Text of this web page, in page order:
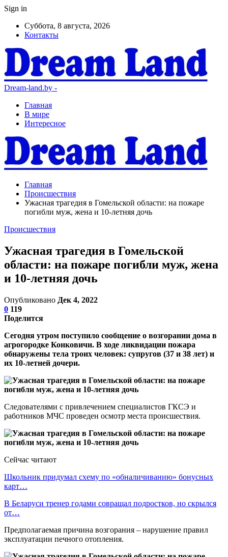
Sign in
Суббота, 8 августа, 2026
Контакты
Dream-land.by -
Главная
В мире
Интересное
Главная
Происшествия
Ужасная трагедия в Гомельской области: на пожаре
погибли муж, жена и 10-летняя дочь
Происшествия
Ужасная трагедия в Гомельской
области: на пожаре погибли муж, жена
и 10-летняя дочь
Опубликовано Дек 4, 2022
0 119
Поделится
Сегодня утром поступило сообщение о возгорании дома в
агрогородке Конковичи. В ходе ликвидации пожара
обнаружены тела троих человек: супругов (37 и 38 лет) и
их 10-летней дочери.
Следователями с привлечением специалистов ГКСЭ и
работников МЧС проведен осмотр места происшествия.
Сейчас читают
Школьник придумал схему по «обналичиванию» бонусных
карт…
В Беларуси тренер годами совращал подростков, но скрылся
от…
Предполагаемая причина возгорания – нарушение правил
эксплуатации печного отопления.